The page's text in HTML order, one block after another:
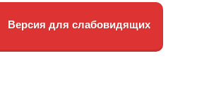
Версия для слабовидящих